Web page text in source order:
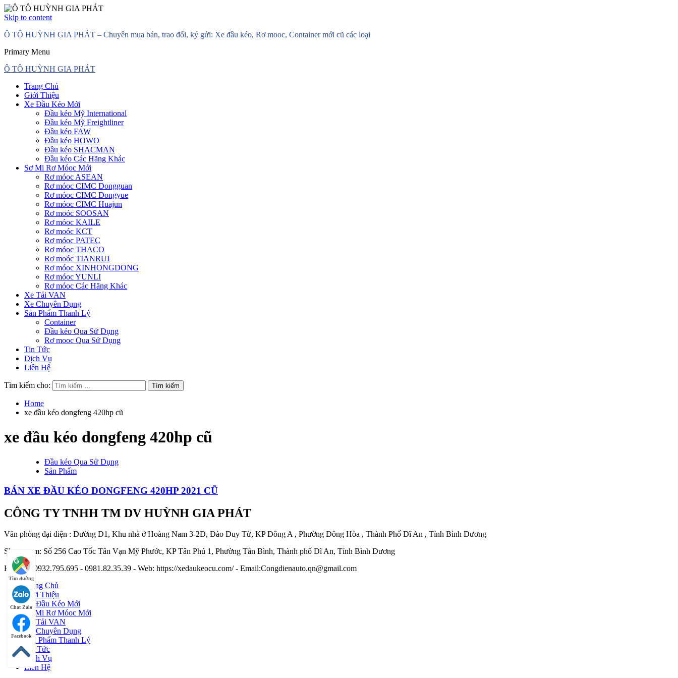
Skip to content
Ô TÔ HUỲNH GIA PHÁT – Chuyên mua bán, trao đổi, ký gửi: Xe đầu kéo, Rơ mooc, Container mới cũ các loại
Primary Menu
Ô TÔ HUỲNH GIA PHÁT
Trang Chủ
Giới Thiệu
Xe Đầu Kéo Mới
Đầu kéo Mỹ International
Đầu kéo Mỹ Freightliner
Đầu kéo FAW
Đầu kéo HOWO
Đầu kéo SHACMAN
Đầu kéo Các Hãng Khác
Sơ Mi Rơ Móoc Mới
Rơ móoc ASEAN
Rơ móoc CIMC Dongguan
Rơ móoc CIMC Dongyue
Rơ móoc CIMC Huajun
Rơ moóc SOOSAN
Rơ móoc KAILE
Rơ moóc KCT
Rơ móoc PATEC
Rơ móoc THACO
Rơ moóc TIANRUI
Rơ móoc XINHONGDONG
Rơ móoc YUNLI
Rơ móoc Các Hãng Khác
Xe Tải VAN
Xe Chuyên Dụng
Sản Phẩm Thanh Lý
Container
Đầu kéo Qua Sử Dụng
Rơ mooc Qua Sử Dụng
Tin Tức
Dịch Vụ
Liên Hệ
Tìm kiếm cho:
Home
xe đầu kéo dongfeng 420hp cũ
xe đầu kéo dongfeng 420hp cũ
Đầu kéo Qua Sử Dụng
Sản Phẩm
BÁN XE ĐẦU KÉO DONGFENG 420HP 2021 CŨ
CÔNG TY TNHH TM DV HUỲNH GIA PHÁT
Văn phòng đại diện : Đường D1, Khu nhà ở Hoàng Nam 3-2D, Đào Duy Từ, KP Đông A , Phường Đông Hòa , Thành Phố Dĩ An , Tỉnh Bình Dương
Showroom: Số 256 Cao Tốc Tân Vạn Mỹ Phước, KP Tân Phú 1, Phường Tân Bình, Thành phố Dĩ An, Tỉnh Bình Dương
Hotline : 0932.795.695 - 0981.82.35.39 - Web: https://xedaukeocu.com/ - Email:Congdienauto.qn@gmail.com
Tìm đường
Chat Zalo
Facebook
Trang Chủ
Giới Thiệu
Xe Đầu Kéo Mới
Sơ Mi Rơ Móoc Mới
Xe Tải VAN
Xe Chuyên Dụng
Sản Phẩm Thanh Lý
Tin Tức
Dịch Vụ
Liên Hệ